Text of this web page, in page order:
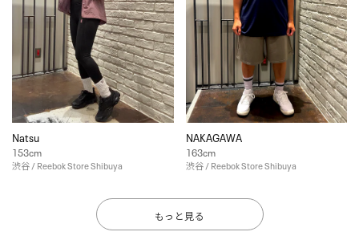
Natsu
153cm
渋谷 / Reebok Store Shibuya
NAKAGAWA
163cm
渋谷 / Reebok Store Shibuya
もっと見る